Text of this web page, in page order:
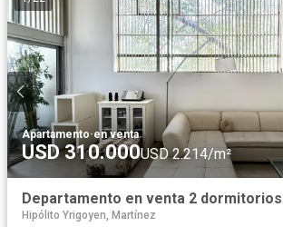
Apartamento·en venta
USD 310.000USD 2.214/m²
Hipólito Yrigoyen, Martínez